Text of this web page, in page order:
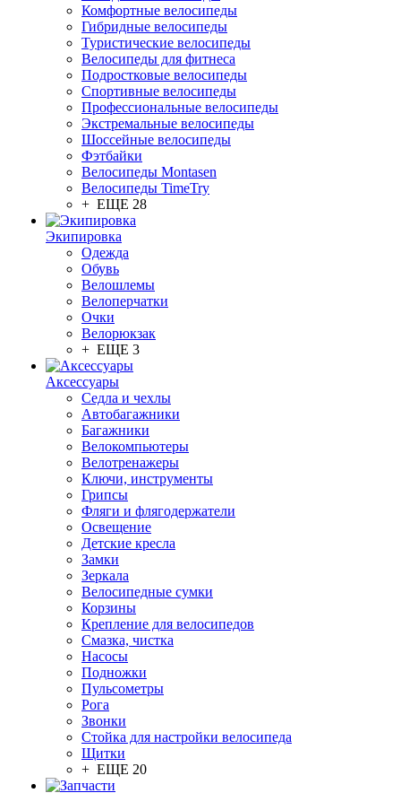
Комфортные велосипеды
Гибридные велосипеды
Туристические велосипеды
Велосипеды для фитнеса
Подростковые велосипеды
Спортивные велосипеды
Профессиональные велосипеды
Экстремальные велосипеды
Шоссейные велосипеды
Фэтбайки
Велосипеды Montasen
Велосипеды TimeTry
+ ЕЩЕ 28
Экипировка
Одежда
Обувь
Велошлемы
Велоперчатки
Очки
Велорюкзак
+ ЕЩЕ 3
Аксессуары
Седла и чехлы
Автобагажники
Багажники
Велокомпьютеры
Велотренажеры
Ключи, инструменты
Грипсы
Фляги и флягодержатели
Освещение
Детские кресла
Замки
Зеркала
Велосипедные сумки
Корзины
Крепление для велосипедов
Смазка, чистка
Насосы
Подножки
Пульсометры
Рога
Звонки
Стойка для настройки велосипеда
Щитки
+ ЕЩЕ 20